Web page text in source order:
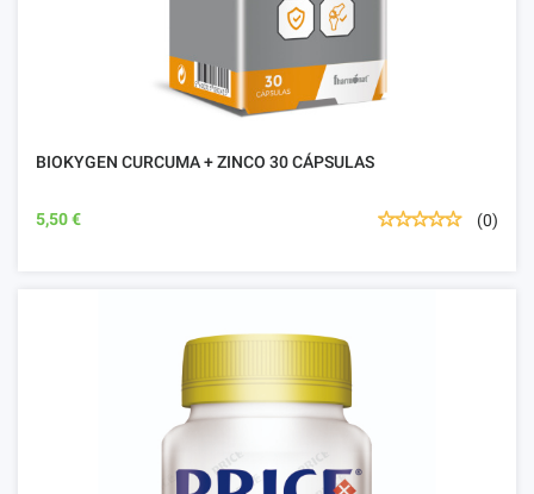
BIOKYGEN CURCUMA + ZINCO 30 CÁPSULAS
5,50 € (0)